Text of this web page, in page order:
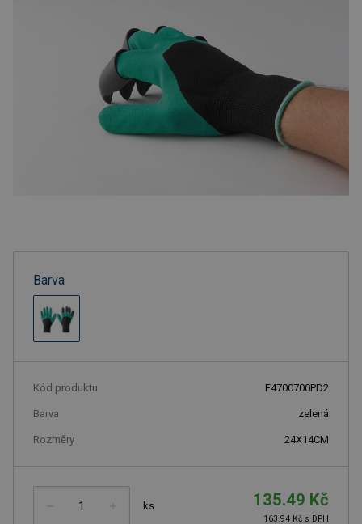
Barva
Kód produktu F4700700PD2
Barva zelená
Rozměry 24X14CM
ks 135.49 Kč
163.94 Kč s DPH